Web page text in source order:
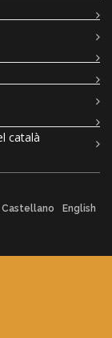
català
Castellano English